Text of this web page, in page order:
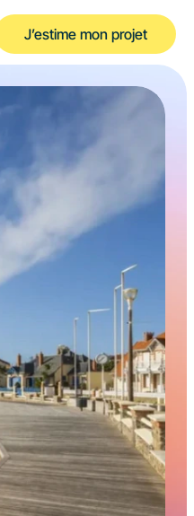
J’estime mon projet